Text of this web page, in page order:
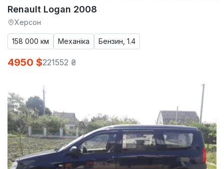
Renault Logan 2008
Херсон
158 000 км Механіка Бензин, 1.4
4950 $221552 ₴